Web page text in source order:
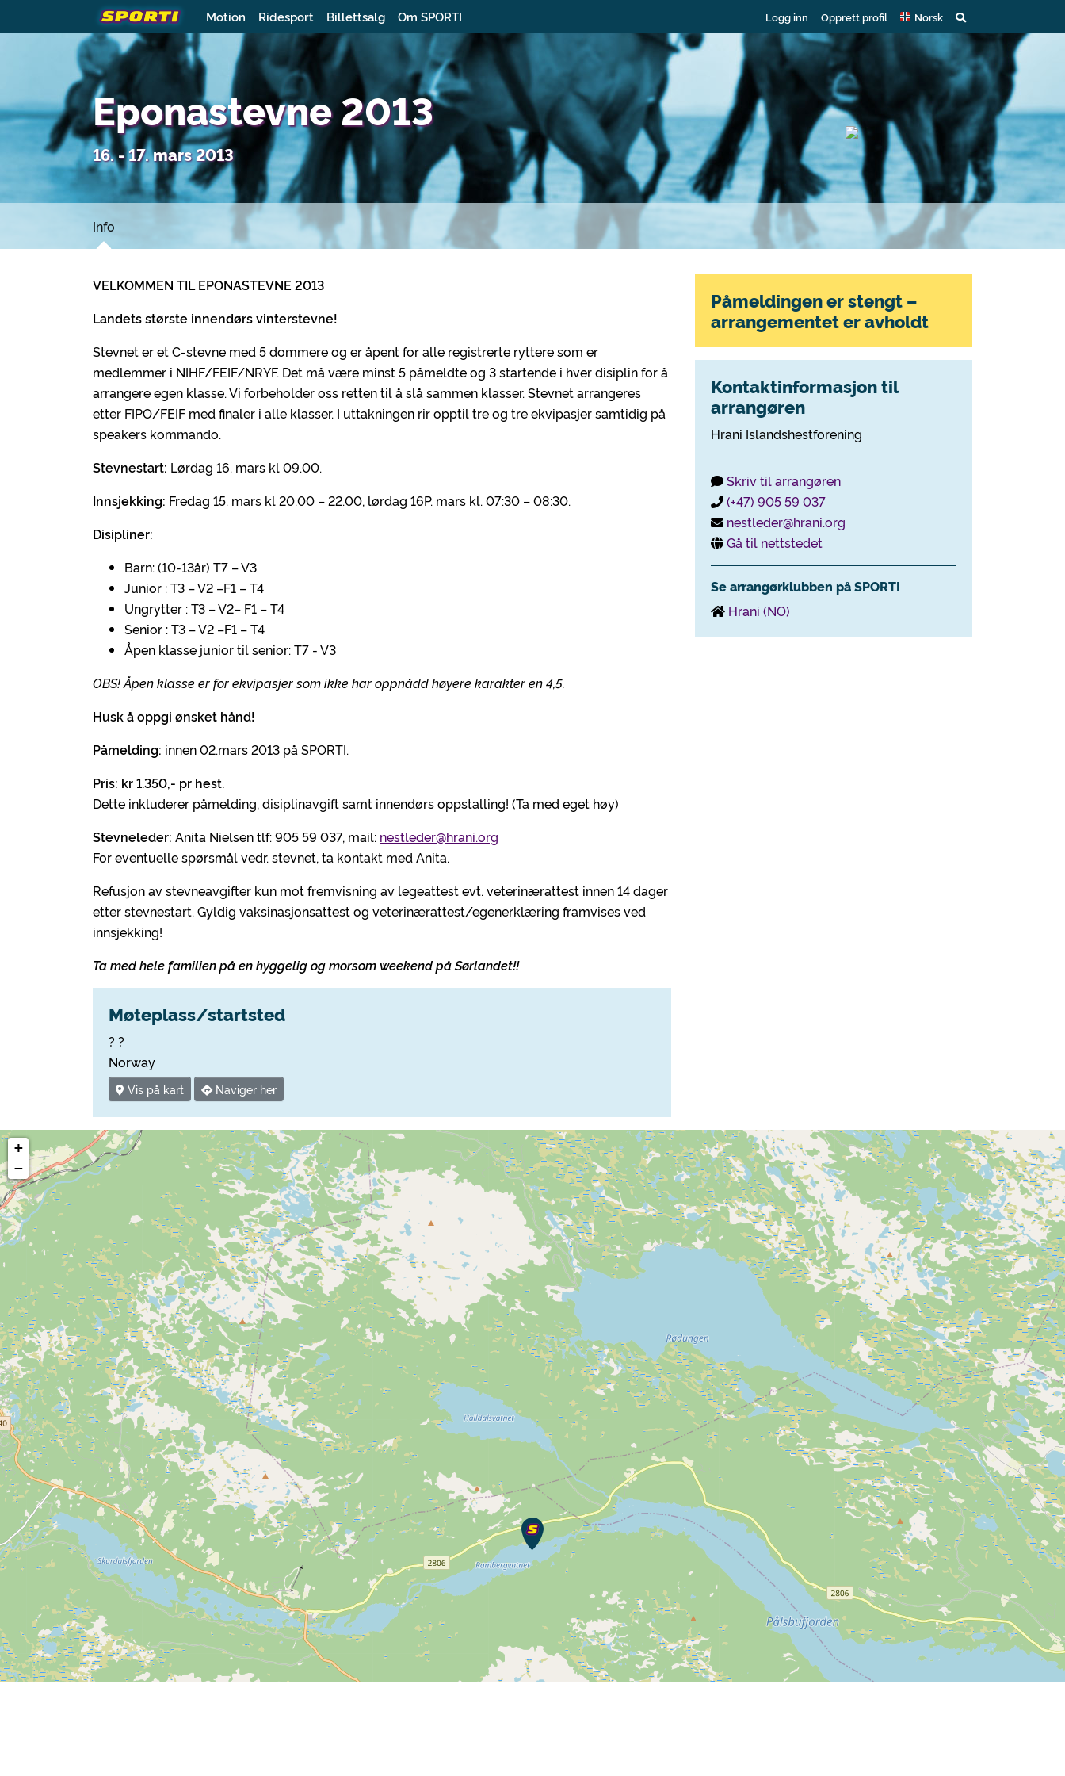
Motion Ridesport Billettsalg Om SPORTI Logg inn Opprett profil Norsk
Eponastevne 2013
16. - 17. mars 2013
Info
VELKOMMEN TIL EPONASTEVNE 2013
Landets største innendørs vinterstevne!
Stevnet er et C-stevne med 5 dommere og er åpent for alle registrerte ryttere som er
medlemmer i NIHF/FEIF/NRYF. Det må være minst 5 påmeldte og 3 startende i hver disiplin for å
arrangere egen klasse. Vi forbeholder oss retten til å slå sammen klasser. Stevnet arrangeres
etter FIPO/FEIF med finaler i alle klasser. I uttakningen rir opptil tre og tre ekvipasjer samtidig på
speakers kommando.
Stevnestart: Lørdag 16. mars kl 09.00.
Innsjekking: Fredag 15. mars kl 20.00 – 22.00, lørdag 16P. mars kl. 07:30 – 08:30.
Disipliner:
Barn: (10-13år) T7 – V3
Junior : T3 – V2 –F1 – T4
Ungrytter : T3 – V2– F1 – T4
Senior : T3 – V2 –F1 – T4
Åpen klasse junior til senior: T7 - V3
OBS! Åpen klasse er for ekvipasjer som ikke har oppnådd høyere karakter en 4,5.
Husk å oppgi ønsket hånd!
Påmelding: innen 02.mars 2013 på SPORTI.
Pris: kr 1.350,- pr hest.
Dette inkluderer påmelding, disiplinavgift samt innendørs oppstalling! (Ta med eget høy)
Stevneleder: Anita Nielsen tlf: 905 59 037, mail: nestleder@hrani.org
For eventuelle spørsmål vedr. stevnet, ta kontakt med Anita.
Refusjon av stevneavgifter kun mot fremvisning av legeattest evt. veterinærattest innen 14 dager
etter stevnestart. Gyldig vaksinasjonsattest og veterinærattest/egenerklæring framvises ved
innsjekking!
Ta med hele familien på en hyggelig og morsom weekend på Sørlandet!!
Møteplass/startsted
? ?
Norway
Vis på kart Naviger her
Påmeldingen er stengt –
arrangementet er avholdt
Kontaktinformasjon til
arrangøren
Hrani Islandshestforening
Skriv til arrangøren
(+47) 905 59 037
nestleder@hrani.org
Gå til nettstedet
Se arrangørklubben på SPORTI
Hrani (NO)
+
−